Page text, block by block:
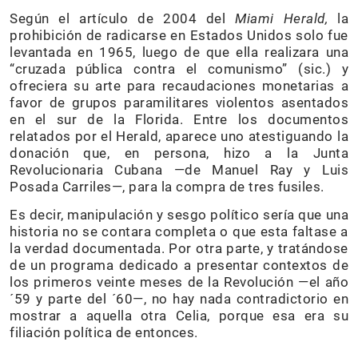
Según el artículo de 2004 delMiami Herald, la
prohibición de radicarse en Estados Unidos solo fue
levantada en 1965, luego de que ella realizara una
“cruzada pública contra el comunismo” (sic.) y
ofreciera su arte para recaudaciones monetarias a
favor de grupos paramilitares violentos asentados
en el sur de la Florida. Entre los documentos
relatados por el Herald, aparece uno atestiguando la
donación que, en persona, hizo a la Junta
Revolucionaria Cubana —de Manuel Ray y Luis
Posada Carriles—, para la compra de tres fusiles.
Es decir, manipulación y sesgo político sería que una
historia no se contara completa o que esta faltase a
la verdad documentada. Por otra parte, y tratándose
de un programa dedicado a presentar contextos de
los primeros veinte meses de la Revolución —el año
´59 y parte del ´60—, no hay nada contradictorio en
mostrar a aquella otra Celia, porque esa era su
filiación política de entonces.